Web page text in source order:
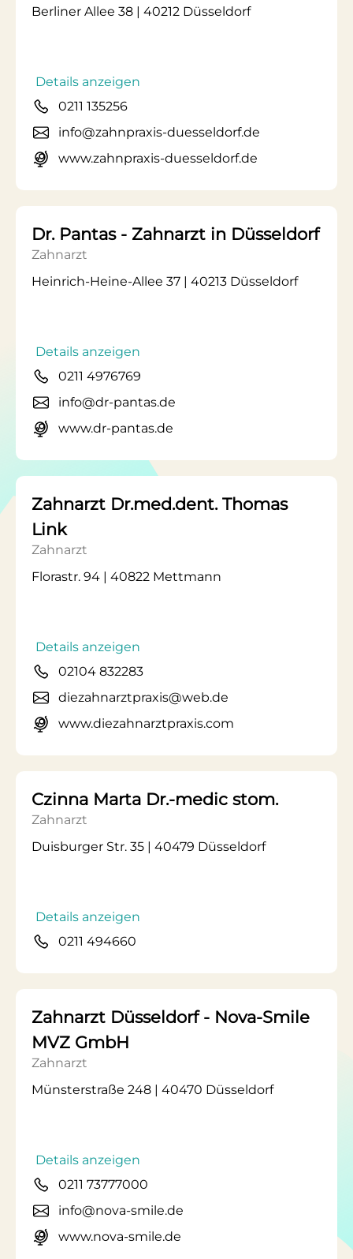
Berliner Allee 38 | 40212 Düsseldorf
Details anzeigen
0211 135256
info@zahnpraxis-duesseldorf.de
www.zahnpraxis-duesseldorf.de
Dr. Pantas - Zahnarzt in Düsseldorf
Zahnarzt
Heinrich-Heine-Allee 37 | 40213 Düsseldorf
Details anzeigen
0211 4976769
info@dr-pantas.de
www.dr-pantas.de
Zahnarzt Dr.med.dent. Thomas
Link
Zahnarzt
Florastr. 94 | 40822 Mettmann
Details anzeigen
02104 832283
diezahnarztpraxis@web.de
www.diezahnarztpraxis.com
Czinna Marta Dr.-medic stom.
Zahnarzt
Duisburger Str. 35 | 40479 Düsseldorf
Details anzeigen
0211 494660
Zahnarzt Düsseldorf - Nova-Smile
MVZ GmbH
Zahnarzt
Münsterstraße 248 | 40470 Düsseldorf
Details anzeigen
0211 73777000
info@nova-smile.de
www.nova-smile.de